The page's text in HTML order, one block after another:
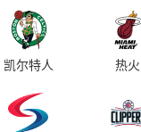
凯尔特人 热火